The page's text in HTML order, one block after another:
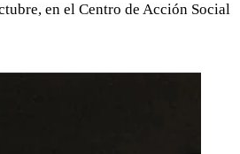
en el Centro de Acción Social